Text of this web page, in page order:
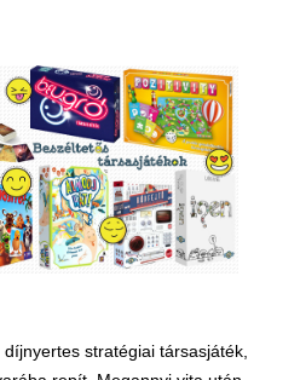
stratégiai társasjáték,